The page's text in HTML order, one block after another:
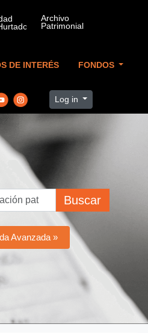
DE INTERÉS FONDOS
Log in
Buscar
Avanzada »